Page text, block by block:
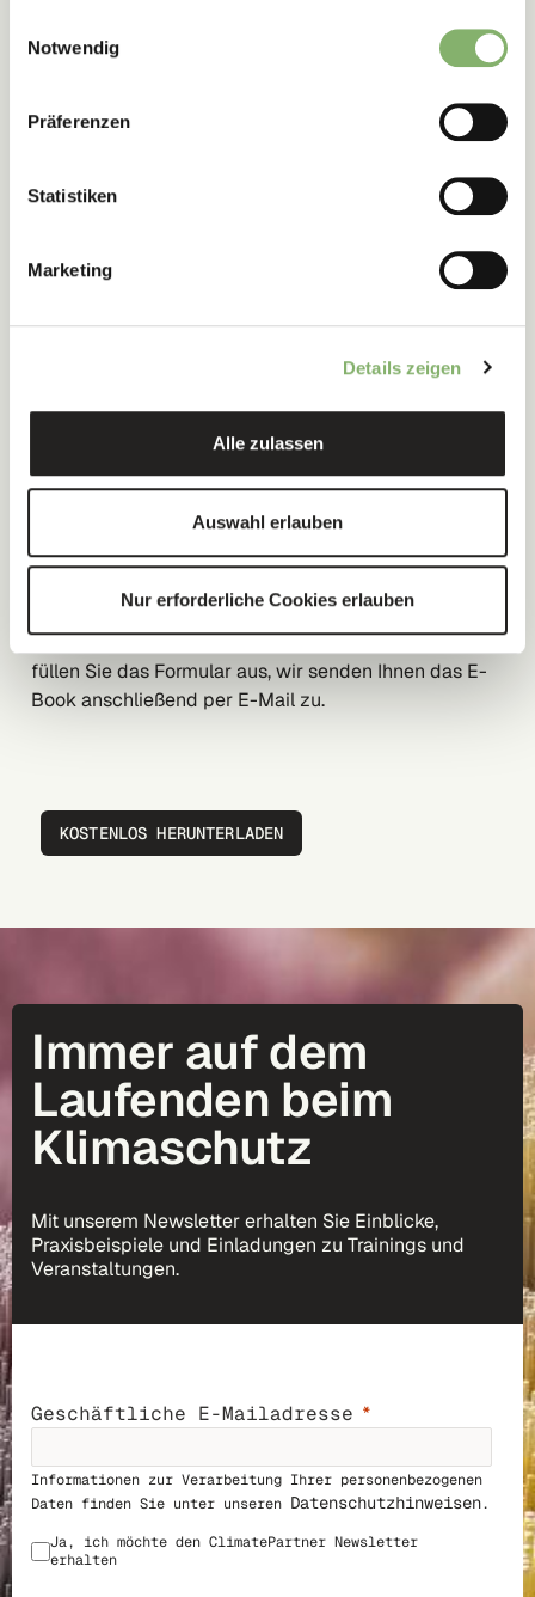
Notwendig
Präferenzen
Statistiken
Marketing
Details zeigen
Alle zulassen
Auswahl erlauben
Nur erforderliche Cookies erlauben
CSRD und ESRS:
Was kommt auf Ihr
Unternehmen zu?
(CSRD) zielt darauf ab, die Auswirkungen von
Unternehmen auf die Umwelt offenzulegen. Bitte
füllen Sie das Formular aus, wir senden Ihnen das E-
Book anschließend per E-Mail zu.
KOSTENLOS HERUNTERLADEN
Immer auf dem
Laufenden beim
Klimaschutz
Mit unserem Newsletter erhalten Sie Einblicke,
Praxisbeispiele und Einladungen zu Trainings und
Veranstaltungen.
Geschäftliche E-Mailadresse
Informationen zur Verarbeitung Ihrer personenbezogenen
Daten finden Sie unter unseren Datenschutzhinweisen.
Ja, ich möchte den ClimatePartner Newsletter
erhalten